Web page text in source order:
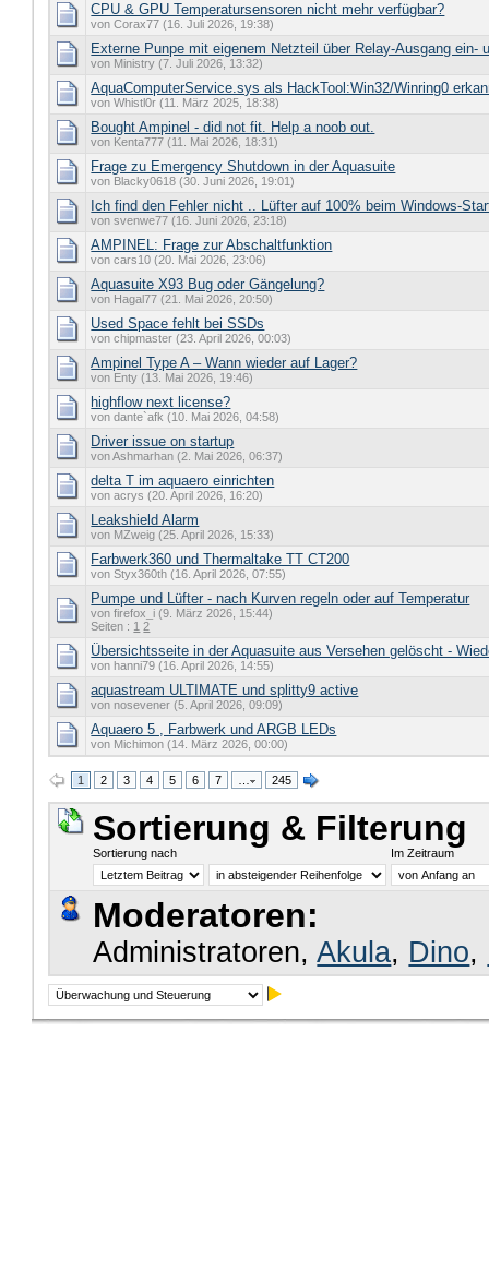
CPU & GPU Temperatursensoren nicht mehr verfügbar?
von Corax77 (16. Juli 2026, 19:38)
Externe Punpe mit eigenem Netzteil über Relay-Ausgang ein-
von Ministry (7. Juli 2026, 13:32)
AquaComputerService.sys als HackTool:Win32/Winring0
von Whistl0r (11. März 2025, 18:38)
Bought Ampinel - did not fit. Help a noob out.
von Kenta777 (11. Mai 2026, 18:31)
Frage zu Emergency Shutdown in der Aquasuite
von Blacky0618 (30. Juni 2026, 19:01)
Ich find den Fehler nicht .. Lüfter auf 100% beim Windows-
von svenwe77 (16. Juni 2026, 23:18)
AMPINEL: Frage zur Abschaltfunktion
von cars10 (20. Mai 2026, 23:06)
Aquasuite X93 Bug oder Gängelung?
von Hagal77 (21. Mai 2026, 20:50)
Used Space fehlt bei SSDs
von chipmaster (23. April 2026, 00:03)
Ampinel Type A – Wann wieder auf Lager?
von Enty (13. Mai 2026, 19:46)
highflow next license?
von dante`afk (10. Mai 2026, 04:58)
Driver issue on startup
von Ashmarhan (2. Mai 2026, 06:37)
delta T im aquaero einrichten
von acrys (20. April 2026, 16:20)
Leakshield Alarm
von MZweig (25. April 2026, 15:33)
Farbwerk360 und Thermaltake TT CT200
von Styx360th (16. April 2026, 07:55)
Pumpe und Lüfter - nach Kurven regeln oder auf Temperatur
von firefox_i (9. März 2026, 15:44)
Seiten : 1 2
Übersichtsseite in der Aquasuite aus Versehen gelöscht -
von hanni79 (16. April 2026, 14:55)
aquastream ULTIMATE und splitty9 active
von nosevener (5. April 2026, 09:09)
Aquaero 5 , Farbwerk und ARGB LEDs
von Michimon (14. März 2026, 00:00)
1 2 3 4 5 6 7 … 245
Sortierung & Filterung
Sortierung nach Im Zeitraum
Moderatoren:
Administratoren,Akula, Dino,